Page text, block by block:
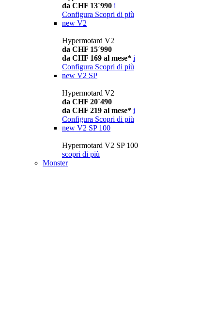
da CHF 13´990 i
Configura Scopri di più
new V2
Hypermotard V2
da CHF 15´990
da CHF 169 al mese* i
Configura Scopri di più
new V2 SP
Hypermotard V2
da CHF 20´490
da CHF 219 al mese* i
Configura Scopri di più
new V2 SP 100
Hypermotard V2 SP 100
scopri di più
Monster